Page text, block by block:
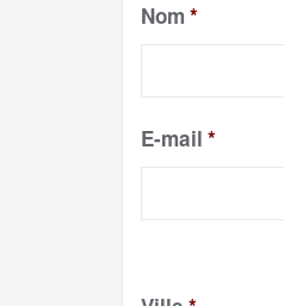
Nom *
E-mail *